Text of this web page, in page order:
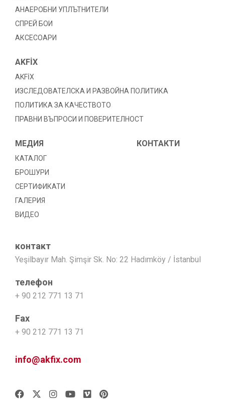
АНАЕРОБНИ УПЛЪТНИТЕЛИ
СПРЕЙ БОИ
АКСЕСОАРИ
AKFİX
AKFİX
ИЗСЛЕДОВАТЕЛСКА И РАЗВОЙНА ПОЛИТИКА
ПОЛИТИКА ЗА КАЧЕСТВОТО
ПРАВНИ ВЪПРОСИ И ПОВЕРИТЕЛНОСТ
МЕДИЯ
КАТАЛОГ
БРОШУРИ
СЕРТИФИКАТИ
ГАЛЕРИЯ
ВИДЕО
КОНТАКТИ
контакт
Yeşilbayır Mah. Şimşir Sk. No: 22 Hadımköy / İstanbul
телефон
+ 90 212 771 13 71
Fax
+ 90 212 771 13 71
info@akfix.com